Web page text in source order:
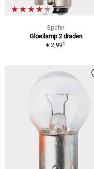
Spahn
Gloeilamp 2 draden
€ 2,991